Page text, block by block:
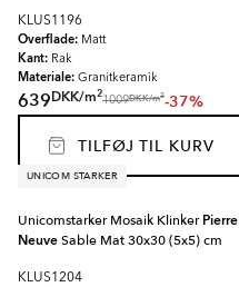
KLUS1196
Overflade: Matt
Kant: Rak
Materiale: Granitkeramik
639DKK/m2
1009DKK/m2-37%
TILFØJ TIL KURV
UNICOM STARKER
Unicomstarker Mosaik KlinkerPierre
NeuveSable Mat 30x30 (5x5) cm
KLUS1204